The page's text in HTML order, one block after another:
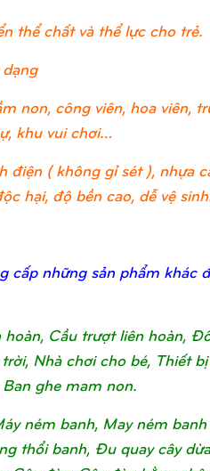
thể chất và thể lực cho trẻ.
dạng
non, công viên, hoa viên,
khu vui chơi…
điện ( không gỉ sét ), nhựa
hại, độ bền cao, dễ vệ
cấp những sản phẩm khác
hoàn, Cầu trượt liên hoàn,
Nhà chơi cho bé, Thiết
ghe mam non.
ném banh, May ném
thổi banh, Đu quay cây